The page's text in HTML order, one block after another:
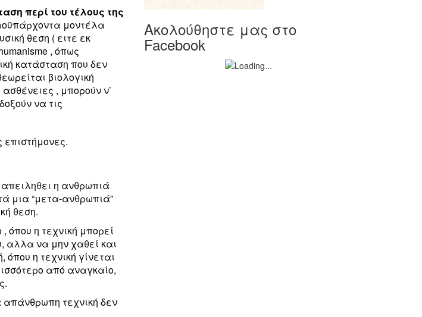
περί του τέλους της
μοντέλα
θεση ( ειτε εκ
, όπως
κατάσταση που δεν
βιολογική
, μπορούν ν’
να τις
επιστήμονες.
η ανθρωπιά
μια “μετα-ανθρωπιά”
θεση.
όπου η τεχνική μπορεί
αλλα να μην χαθεί και
η τεχνική γίνεται
από αναγκαίο,
απάνθρωπη τεχνική δεν
Ακολούθηστε μας στο
Facebook